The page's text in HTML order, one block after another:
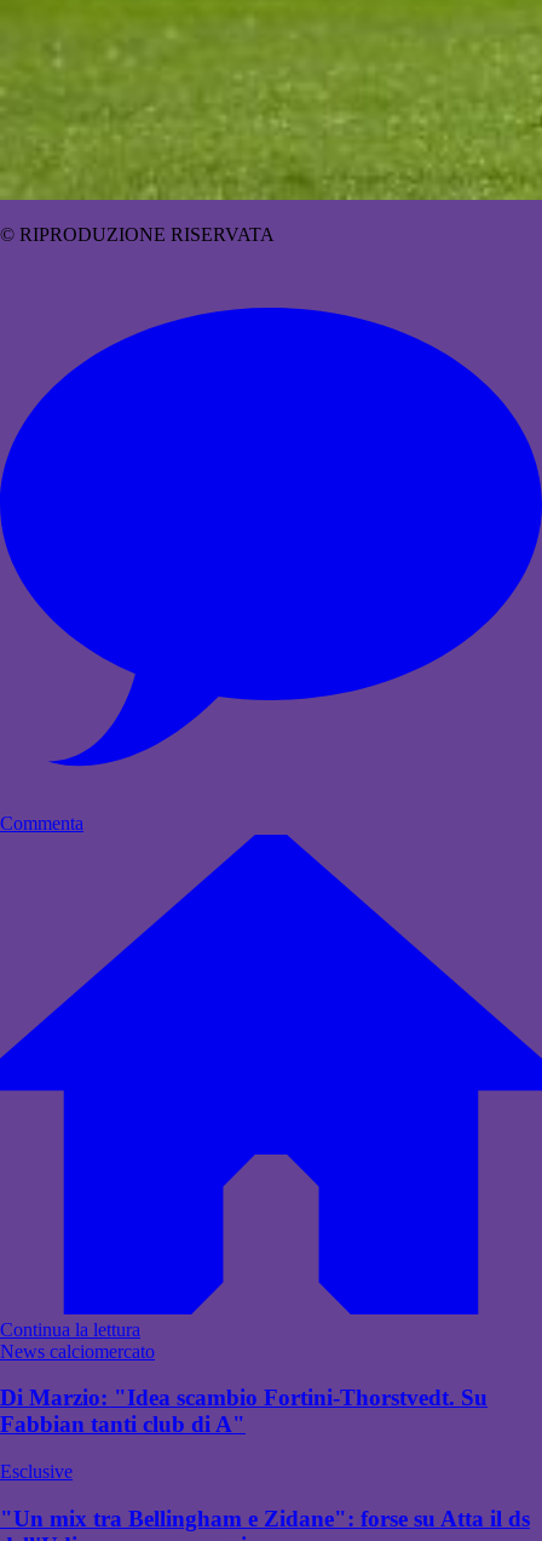
© RIPRODUZIONE RISERVATA
Commenta
Continua la lettura
News calciomercato
Di Marzio: "Idea scambio Fortini-Thorstvedt. Su
Fabbian tanti club di A"
Esclusive
"Un mix tra Bellingham e Zidane": forse su Atta il ds